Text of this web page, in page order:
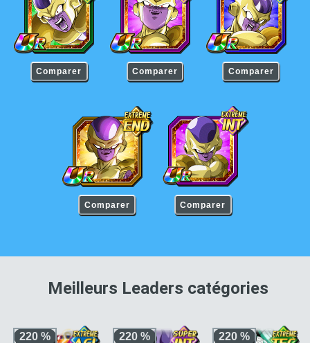
Comparer Comparer Comparer
Comparer Comparer
Meilleurs Leaders catégoriespour
220 % 220 % 220 %